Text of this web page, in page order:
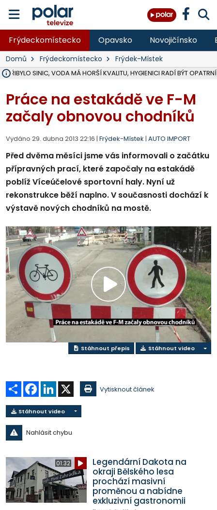
Frýdeckomístecko Opavsko Novojičínsko
Domů Frýdeckomístecko Frýdek-Místek
PŘIBYLO SINIC, VODA MÁ HORŠÍ KVALITU, HYGIENICI RADÍ BÝT OPATRNÍ
Práce na estakádě ve F-M
začaly obnovou chodníků
Vydáno 29. dubna 2013 22:16 | Frýdek-Místek | AUTO IMPORT
Před dvěma měsíci jsme vás informovali o začátku
přípravných prací, které započaly na estakádě
poblíž Víceúčelové sportovní haly. Nyní už
rekonstrukce běží naplno. V současnosti dochází k
výstavě nových chodníků na mostě.
Přehrát
video
Stáhnout přepis Stáhnout video
Sdílet Facebook
LinkedIn Vytisknout článek
Stáhnout video
Nahlásit chybu
01:32
Legendární Dakota na
okraji Bělského lesa
prochází masivní
proměnou a nabídne
exkluzivní gastronomii